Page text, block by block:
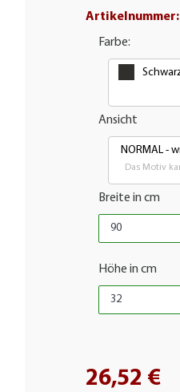
Artikelnummer:
Farbe:
Ansicht
NORMAL -
Das Motiv
Breite in cm
Höhe in cm
26,52 €